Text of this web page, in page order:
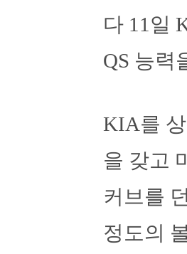
다 11일
QS 능력
KIA를
을 갖고
커브를
정도의